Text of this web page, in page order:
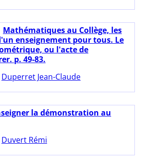
Mathématiques au Collège, les
enseignement pour tous. Le
ou l'acte de
p. 49-83.
Duperret Jean-Claude
la démonstration au
Duvert Rémi